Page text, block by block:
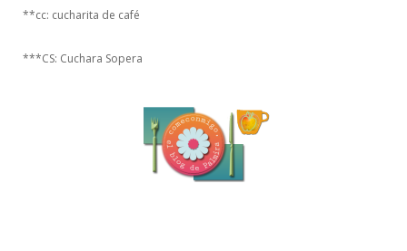
**cc: cucharita de café
***CS: Cuchara Sopera